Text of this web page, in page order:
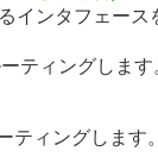
インタフェース
ティングします
ティングします。